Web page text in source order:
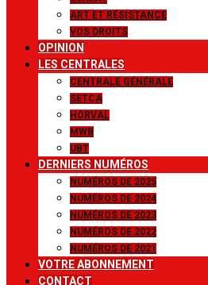
ART ET RÉSISTANCE
VOS DROITS
OPINION
LES CENTRALES
CENTRALE GÉNÉRALE
SETCA
HORVAL
MWB
UBT
DERNIERS NUMÉROS
NUMÉROS DE 2025
NUMÉROS DE 2024
NUMÉROS DE 2023
NUMÉROS DE 2022
NUMÉROS DE 2021
VOTRE ABONNEMENT
CONTACT